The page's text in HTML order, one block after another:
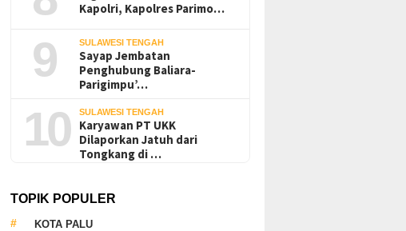
Kapolri, Kapolres Parimo…
9 SULAWESI TENGAH
Sayap Jembatan
Penghubung Baliara-
Parigimpu’…
10 SULAWESI TENGAH
Karyawan PT UKK
Dilaporkan Jatuh dari
Tongkang di …
TOPIK POPULER
KOTA PALU